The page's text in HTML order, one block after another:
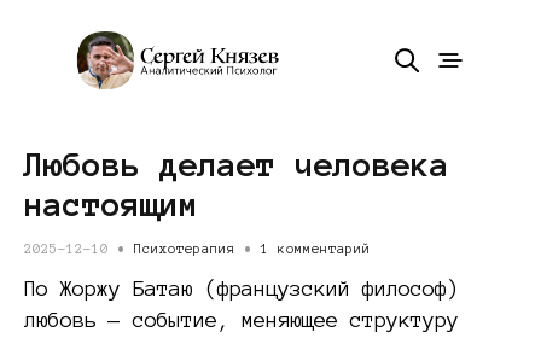
Любовь делает человека
настоящим
2025-12-10 • Психотерапия •1 комментарий
По Жоржу Батаю (французский философ)
любовь — событие, меняющее структуру